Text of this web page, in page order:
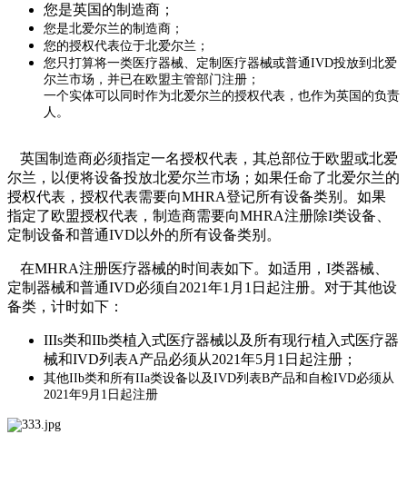
您是英国的制造商；
您是北爱尔兰的制造商；
您的授权代表位于北爱尔兰；
您只打算将一类医疗器械、定制医疗器械或普通IVD投放到北爱
尔兰市场，并已在欧盟主管部门注册；
一个实体可以同时作为北爱尔兰的授权代表，也作为英国的负责
人。
英国制造商必须指定一名授权代表，其总部位于欧盟或北爱
尔兰，以便将设备投放北爱尔兰市场；如果任命了北爱尔兰的
授权代表，授权代表需要向MHRA登记所有设备类别。如果
指定了欧盟授权代表，制造商需要向MHRA注册除I类设备、
定制设备和普通IVD 以外的所有设备类别。
在MHRA注册医疗器械的时间表如下。如适用， I类器械、
定制器械和普通IVD必须自2021年1 月 1 日起注册。对于其他设
备类，计时如下：
IIIs类和IIb类植入式医疗器械以及所有现行植入式医疗器
械和IVD列表A产品必须从2021年5月 1 日起注册；
其他IIb类和所有IIa类设备以及IVD列表B产品和自检IVD必须从
2021年9月 1 日起注册